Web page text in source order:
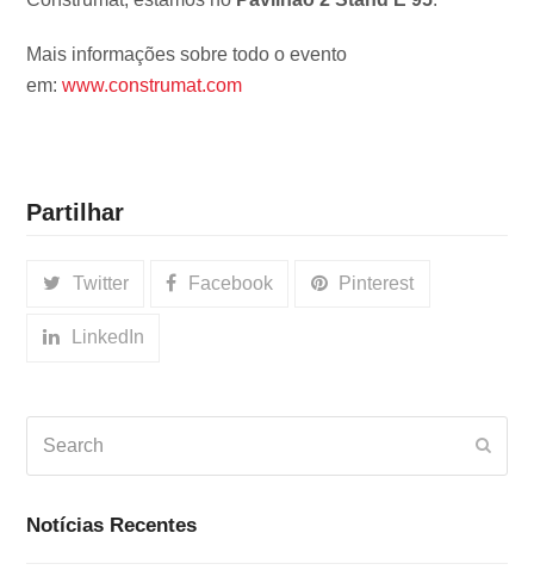
Mais informações sobre todo o evento
em:www.construmat.com
Partilhar
Twitter Facebook Pinterest
LinkedIn
Notícias Recentes